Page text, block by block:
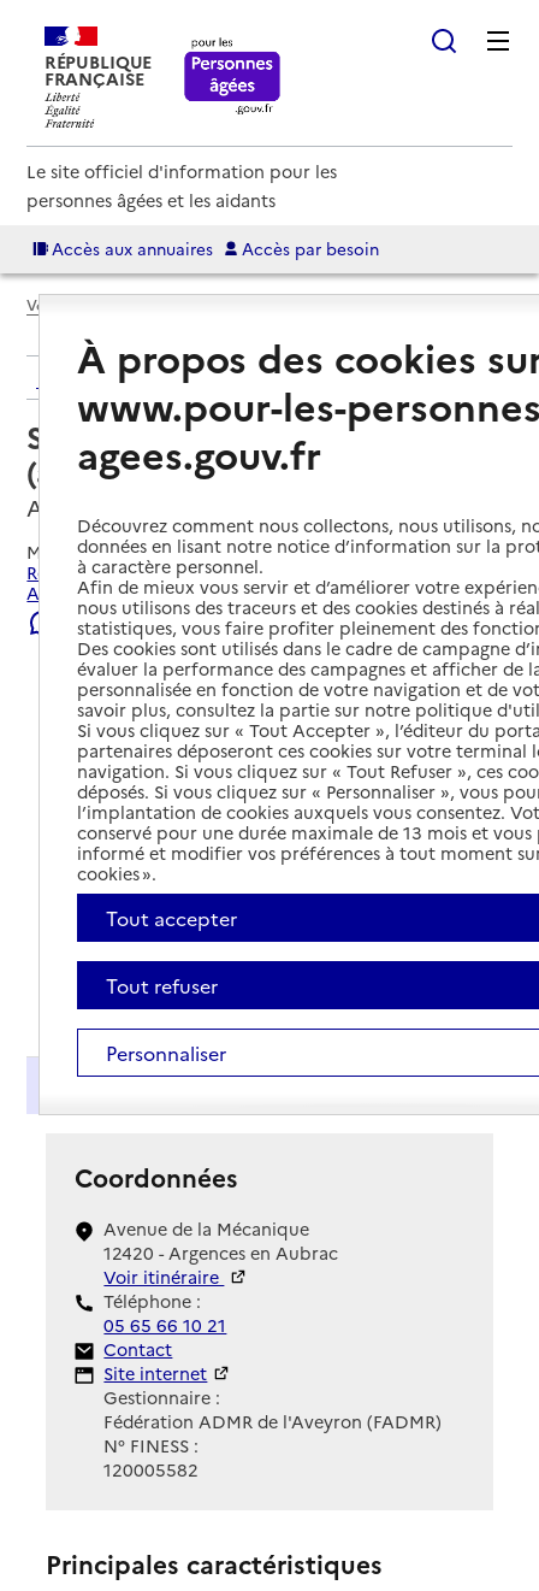
RÉPUBLIQUE
FRANÇAISE
Le site officiel d'information pour les
personnes âgées et les aidants
Accès aux annuaires Accès par besoin
Voir le fil d’Ariane
Retour aux résultats de l'annuaire
Service autonomie à domicile
(aide) – Services ADMR
Argences en Aubrac, AVEYRON
Mis à jour le22/07/2026
Rechercher les établissements et services autour de
Argences en Aubrac.
Signaler une erreur
Présentation
Coordonnées
Avenue de la Mécanique
12420 - Argences en Aubrac
Voir itinéraire
Téléphone :
05 65 66 10 21
Contact
Contact
Site Internet
Site internet
Gestionnaire :
Fédération ADMR de l'Aveyron (FADMR)
N° FINESS :
120005582
Principales caractéristiques
À propos des cookies
www.pour-les-
agees.gouv.fr
Découvrez comment nous collectons, nous utilisons,
données en lisant notre notice d’information sur la
à caractère personnel.
Afin de mieux vous servir et d’améliorer votre
nous utilisons des traceurs et des cookies destinés à
statistiques, vous faire profiter pleinement des
Des cookies sont utilisés dans le cadre de campagne
évaluer la performance des campagnes et afficher de
personnalisée en fonction de votre navigation et de
savoir plus, consultez la partie sur notre politique
Si vous cliquez sur « Tout Accepter », l’éditeur du
partenaires déposeront ces cookies sur votre terminal
navigation. Si vous cliquez sur « Tout Refuser », ces
déposés. Si vous cliquez sur « Personnaliser », vous
l’implantation de cookies auxquels vous consentez.
conservé pour une durée maximale de 13 mois et
informé et modifier vos préférences à tout moment
cookies ».
Tout accepter
Tout refuser
Personnaliser